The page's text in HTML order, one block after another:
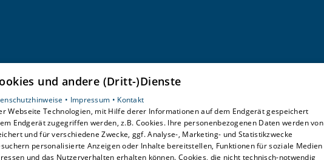
und andere (Dritt-)Dienste
• Impressum • Kontakt
Webseite Technologien, mit Hilfe derer Informationen auf dem Endgerät gespeichert
Endgerät zugegriffen werden, z.B. Cookies. Ihre personenbezogenen Daten werden von
und für verschiedene Zwecke, ggf. Analyse-, Marketing- und Statistikzwecke
personalisierte Anzeigen oder Inhalte bereitstellen, Funktionen für soziale Medien
und das Nutzerverhalten erhalten können. Cookies, die nicht technisch-notwendig